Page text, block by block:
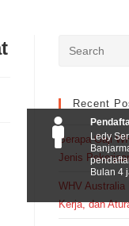
Recent
Berapa Gaji
Jenis
WHV
Kerja, dan
Ledy
Bulan 4